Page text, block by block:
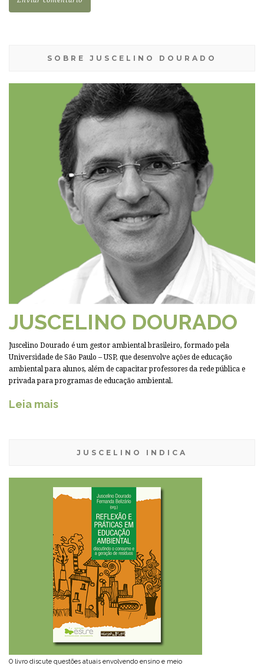
SOBRE JUSCELINO DOURADO
JUSCELINO DOURADO
Juscelino Dourado é um gestor ambiental brasileiro, formado pela
Universidade de São Paulo – USP, que desenvolve ações de educação
ambiental para alunos, além de capacitar professores da rede pública e
privada para programas de educação ambiental.
Leia mais
JUSCELINO INDICA
O livro discute questões atuais envolvendo ensino e meio